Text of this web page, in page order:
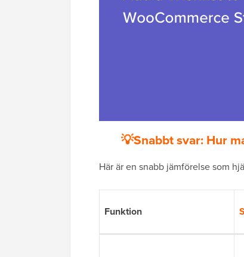
💡Snabbt svar: Hur
Här är en snabb jämförelse som
Funktion